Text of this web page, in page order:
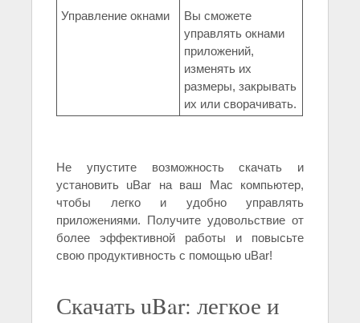
Управление окнами
Вы сможете
управлять окнами
приложений,
изменять их
размеры, закрывать
их или сворачивать.
Не упустите возможность скачать и
установить uBar на ваш Mac компьютер,
чтобы легко и удобно управлять
приложениями. Получите удовольствие от
более эффективной работы и повысьте
свою продуктивность с помощью uBar!
Скачать uBar: легкое и